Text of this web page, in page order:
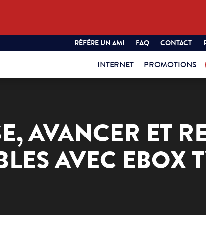
RÉFÈRE UN AMI FAQ CONTACT
INTERNET PROMOTIONS
AVANCER ET
AVEC EBOX